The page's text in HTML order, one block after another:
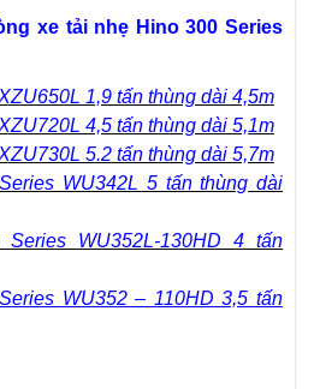
xe tải nhẹ Hino 300 Series
1,9 tấn thùng dài 4,5m
4,5 tấn thùng dài 5,1m
5.2 tấn thùng dài 5,7m
WU342L 5 tấn thùng dài
WU352L-130HD 4 tấn
WU352 – 110HD 3,5 tấn